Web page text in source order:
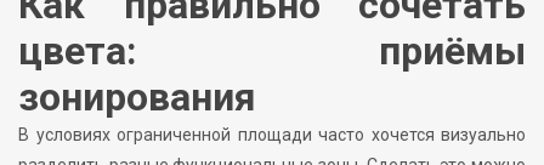
цвета: приёмы
зонирования
В условиях ограниченной площади часто хочется визуально